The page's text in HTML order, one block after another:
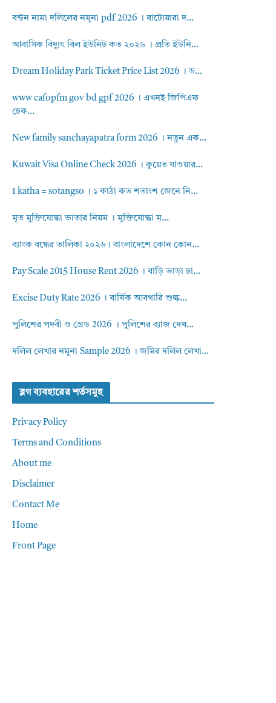
বন্টন নামা দলিলের নমুনা pdf 2026 । বাটোয়ারা দ...
আবাসিক বিদ্যুৎ বিল ইউনিট কত ২০২৬ । প্রতি ইউনি...
Dream Holiday Park Ticket Price List 2026 । ড...
www cafopfm gov bd gpf 2026 । এখনই জিপিএফ
চেক...
New family sanchayapatra form 2026 । নতুন এক...
Kuwait Visa Online Check 2026 । কুয়েত যাওয়ার...
1 katha = sotangso । ১ কাঠা কত শতাংশ জেনে নি...
মৃত মুক্তিযোদ্ধা ভাতার নিয়ম । মুক্তিযোদ্ধা ম...
ব্যাংক বন্ধের তালিকা ২০২৬। বাংলাদেশে কোন কোন...
Pay Scale 2015 House Rent 2026 । বাড়ি ভাড়া ঢা...
Excise Duty Rate 2026 । বার্ষিক আবগারি শুল্ক...
পুলিশের পদবী ও গ্রেড 2026 । পুলিশের ব্যাজ দেখ...
দলিল লেখার নমুনা Sample 2026 । জমির দলিল লেখা...
ব্লগ ব্যবহারের শর্তসমুহ
Privacy Policy
Terms and Conditions
About me
Disclaimer
Contact Me
Home
Front Page